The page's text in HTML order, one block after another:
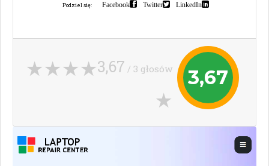
Podziel się: Facebook Twitter LinkedIn
3,67
3,67 / 3 głosów